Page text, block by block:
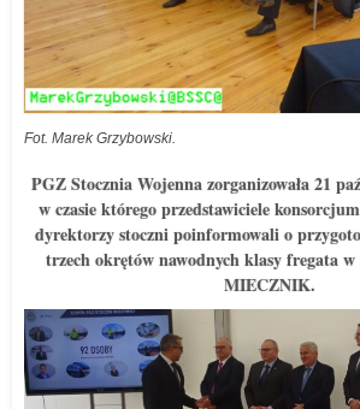
Fot. Marek Grzybowski.
PGZ Stocznia Wojenna zorganizowała 21
w czasie którego przedstawiciele
dyrektorzy stoczni poinformowali o
trzech okrętów nawodnych klasy fregata
MIECZNIK.